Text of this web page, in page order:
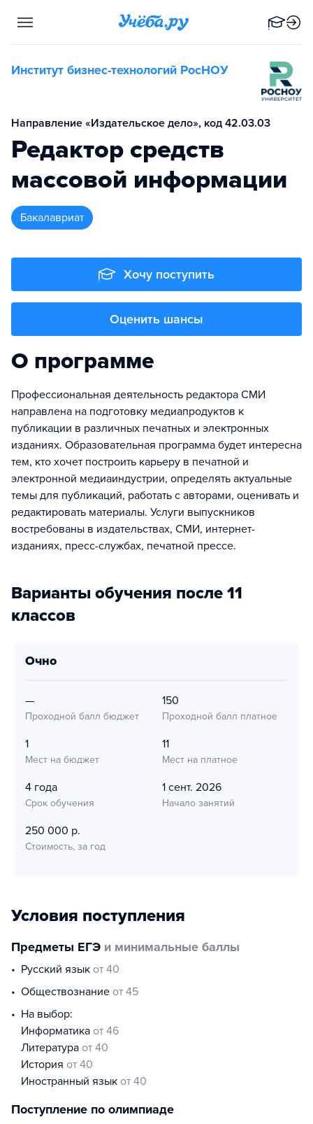
Институт бизнес-технологий РосНОУ
Направление «Издательское дело», код 42.03.03
Редактор средств
массовой информации
бакалавриат
Хочу поступить
Оценить шансы
О программе
Профессиональная деятельность редактора СМИ
направлена на подготовку медиапродуктов к
публикации в различных печатных и электронных
изданиях. Образовательная программа будет интересна
тем, кто хочет построить карьеру в печатной и
электронной медиаиндустрии, определять актуальные
темы для публикаций, работать с авторами, оценивать и
редактировать материалы. Услуги выпускников
востребованы в издательствах, СМИ, интернет-
изданиях, пресс-службах, печатной прессе.
Варианты обучения после 11
классов
очно
—
Проходной балл бюджет
150
Проходной балл платное
1
Мест на бюджет
11
Мест на платное
4 года
Срок обучения
1 сент. 2026
Начало занятий
250 000 р.
Стоимость, за год
Условия поступления
Предметы ЕГЭ и минимальные баллы
русский язык от 40
обществознание от 45
На выбор:
информатика от 46
литература от 40
история от 40
иностранный язык от 40
Поступление по олимпиаде